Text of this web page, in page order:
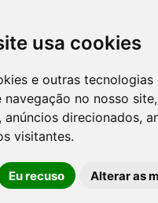
usa cookies
e outras
navegação no nosso
anúncios direcionados,
visitantes.
Eu recuso Alterar as
ADMINISTRATIVO
das Neves, 211 - Vila
4164-5500
DO PREFEITO
das Neves, 205 - Vila
030, Brasil